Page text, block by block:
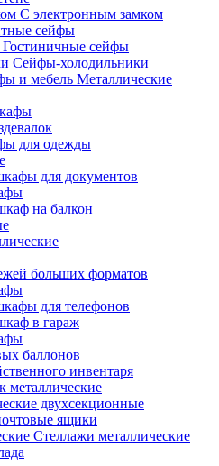
С электронным замком
сейфы
Гостиничные сейфы
Сейфы-холодильники
Металлические
для одежды
для документов
на балкон
больших форматов
для телефонов
в гараж
баллонов
инвентаря
двухсекционные
ящики
Стеллажи металлические